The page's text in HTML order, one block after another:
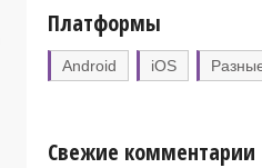
Платформы
Android iOS
Свежие комментарии